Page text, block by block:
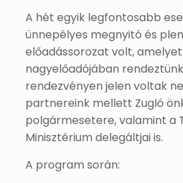
A hét egyik legfontosabb
ünnepélyes megnyitó és
előadássorozat volt,
nagyelőadójában
rendezvényen jelen voltak
partnereink mellett Zugló
polgármesetere, valamint a
Minisztérium delegáltjai is.
A program során: